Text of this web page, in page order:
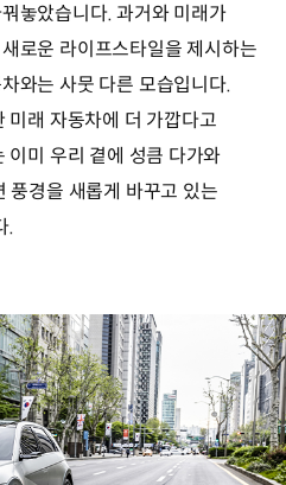
놓았습니다. 과거와 미래가
로운 라이프스타일을 제시하는
와는 사뭇 다른 모습입니다.
미래 자동차에 더 가깝다고
이미 우리 곁에 성큼 다가와
풍경을 새롭게 바꾸고 있는
.